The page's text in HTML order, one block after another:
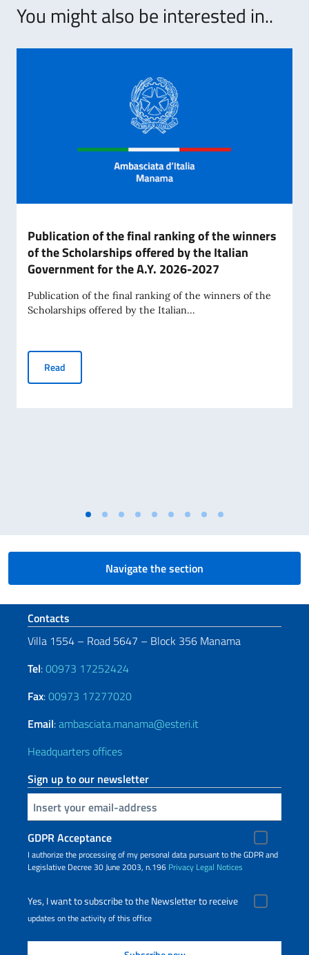
You might also be interested in..
Publication of the final ranking of the winners
of the Scholarships offered by the Italian
Government for the A.Y. 2026-2027
Publication of the final ranking of the winners of the
Scholarships offered by the Italian...
Read
Navigate the section
Footer section
Contacts
Villa 1554 – Road 5647 – Block 356 Manama
Tel:00973 17252424
Fax:00973 17277020
Email:ambasciata.manama@esteri.it
Headquarters offices
Sign up to our newsletter
Insert your email
GDPR Acceptance
I authorize the processing of my personal data pursuant to the GDPR and
Legislative Decree 30 June 2003, n.196 Privacy Legal Notices
Yes, I want to subscribe to the Newsletter to receive
updates on the activity of this office